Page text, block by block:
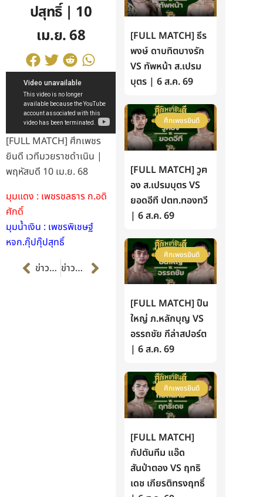
ปสุทธิ์ | 10
เม.ย. 68
[FULL MATCH] ศึกเพชร
ยินดี เวทีมวยราชดำเนิน |
พฤหัสบดี 10 เม.ย. 68
มุมแดง : เพชรชลธาร ก.อดิ
ศักดิ์
มุมน้ำเงิน : เพชรพิเชษฐ์
หจก.กุ๊ปกุ๊ปสุทธิ์
Prevข่าวก่อนหน้า ข่าวต่อไป Next
[FULL MATCH] ธีร
พงษ์ ดาบทิตบางรัก
VS ทัพหน้า ส.เปรม
บุตร | 6 ส.ค. 69
ศึกเพชรยินดี
[FULL MATCH] วูฅ
อง ส.เปรมบุตร VS
ยอดอีที ปตท.ทองทวี
| 6 ส.ค. 69
ศึกเพชรยินดี
[FULL MATCH] ปืน
ใหญ่ ภ.หลักบุญ VS
อรรถชัย กีล่าสปอร์ต
| 6 ส.ค. 69
ศึกเพชรยินดี
[FULL MATCH]
กัปตันทีม แอ๊ด
สันป่าตอง VS ฤทธิ
เดช เกียรติทรงฤทธิ์